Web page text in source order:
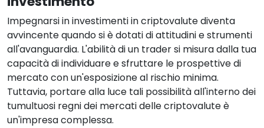
Impegnarsi in investimenti in criptovalute diventa
avvincente quando si è dotati di attitudini e strumenti
all'avanguardia. L'abilità di un trader si misura dalla tua
capacità di individuare e sfruttare le prospettive di
mercato con un'esposizione al rischio minima.
Tuttavia, portare alla luce tali possibilità all'interno dei
tumultuosi regni dei mercati delle criptovalute è
un'impresa complessa.